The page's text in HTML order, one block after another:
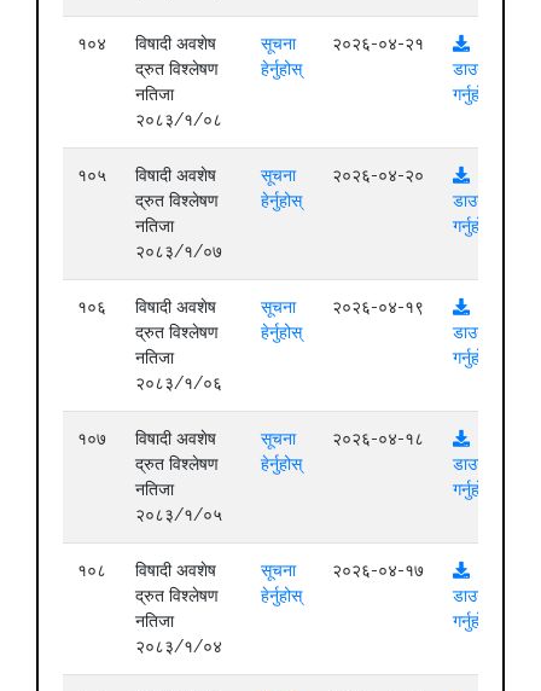
१०४
विषादी अवशेष
द्रुत विश्लेषण
नतिजा
२०८३/१/०८
सूचना
हेर्नुहोस्
२०२६-०४-२१
डाउनलोड
गर्नुहोस्
१०५
विषादी अवशेष
द्रुत विश्लेषण
नतिजा
२०८३/१/०७
सूचना
हेर्नुहोस्
२०२६-०४-२०
डाउनलोड
गर्नुहोस्
१०६
विषादी अवशेष
द्रुत विश्लेषण
नतिजा
२०८३/१/०६
सूचना
हेर्नुहोस्
२०२६-०४-१९
डाउनलोड
गर्नुहोस्
१०७
विषादी अवशेष
द्रुत विश्लेषण
नतिजा
२०८३/१/०५
सूचना
हेर्नुहोस्
२०२६-०४-१८
डाउनलोड
गर्नुहोस्
१०८
विषादी अवशेष
द्रुत विश्लेषण
नतिजा
२०८३/१/०४
सूचना
हेर्नुहोस्
२०२६-०४-१७
डाउनलोड
गर्नुहोस्